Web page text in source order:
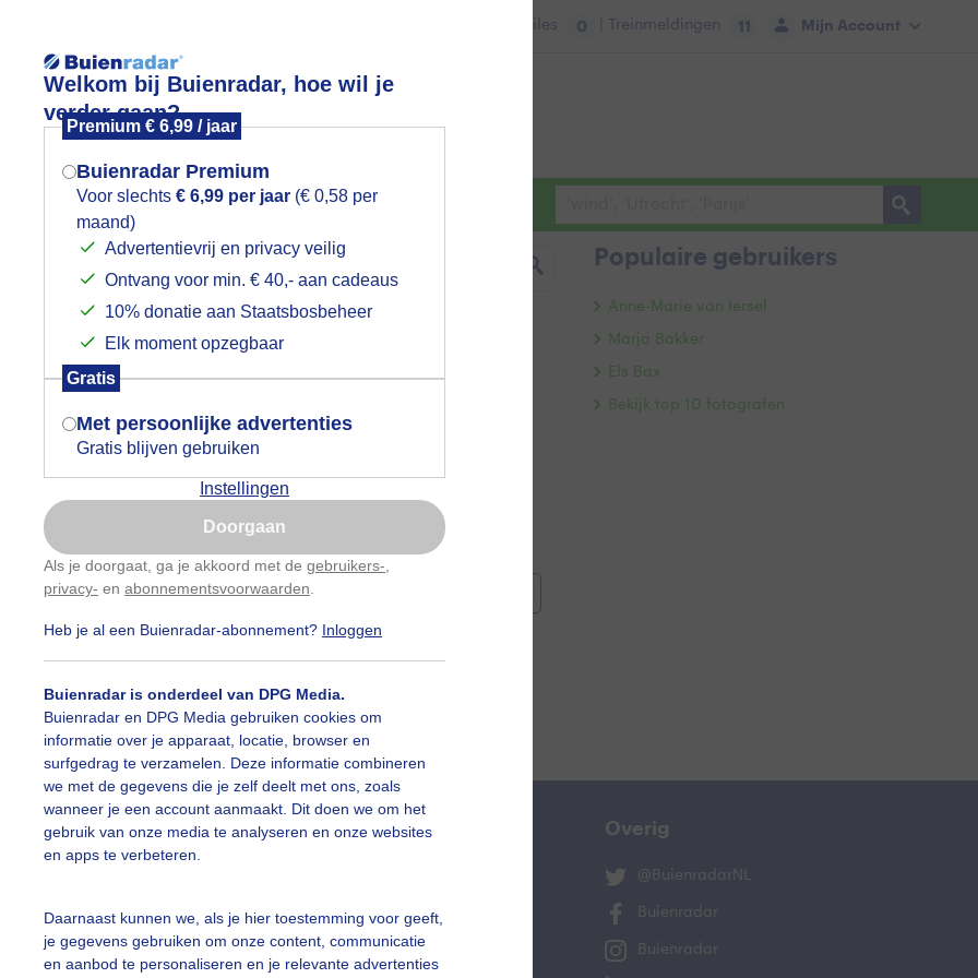
Welkom bij Buienradar, hoe wil je
verder gaan?
Premium € 6,99 / jaar
Buienradar Premium
Voor slechts € 6,99 per jaar (€ 0,58 per
maand)
Advertentievrij en privacy veilig
Ontvang voor min. € 40,- aan cadeaus
10% donatie aan Staatsbosbeheer
Elk moment opzegbaar
Gratis
Met persoonlijke advertenties
Gratis blijven gebruiken
Instellingen
Doorgaan
Als je doorgaat, ga je akkoord met de gebruikers-
privacy- en abonnementsvoorwaarden
Heb je al een Buienradar-abonnement? Inloggen
Buienradar is onderdeel van DPG Media.
Buienradar en DPG Media gebruiken cookies om
informatie over je apparaat, locatie, browser en
surfgedrag te verzamelen. Deze informatie combineren
we met de gegevens die je zelf deelt met ons, zoals
wanneer je een account aanmaakt. Dit doen we om het
gebruik van onze media te analyseren en onze websites
en apps te verbeteren.
Daarnaast kunnen we, als je hier toestemming voor geeft,
je gegevens gebruiken om onze content, communicatie
en aanbod te personaliseren en je relevante advertenties
Mijn Account
Files 0 | Treinmeldingen 11
Foto en video Weerzine
slideshow
Een moment geduld aub...
#bewolking #bewolkt
#fietser #fietsers #grondmist
#kinderen #kiters #kurkdroog
#maan #mist
#opklaringen #paraplu
#sproeien #stapelwolkjes
alle categorieën
Populaire gebruikers
Anne-Marie van Iersel
Marja Bakker
Els Bax
Bekijk top 10 fotografen
vragen
Mijn weer Overig
@BuienradarNL
Buienradar
Buienradar
Mogen we je locatie gebruiken voor
het weer?
Indien je hier nog geen akkoord op hebt
gegeven, verschijnt er zo een pop-up uit
je browser waarin deze toestemming
gevraagd wordt.
Is goed, toon de popup
Nu niet, misschien later
Gebruik je Safari en wil je niet elke dag deze pop-up
Klikhierom dit aan te passen